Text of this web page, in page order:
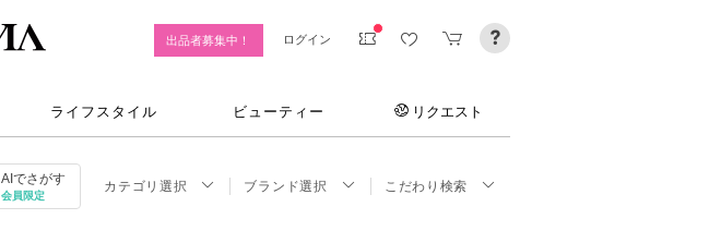
出品者募集中！ ログイン
ライフスタイル ビューティー リクエスト
AIでさがす
会員限定
カテゴリ選択 ブランド選択 こだわり検索